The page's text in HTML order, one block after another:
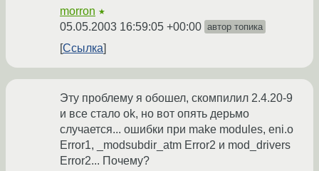
morron ★
05.05.2003 16:59:05 +00:00 автор топика
Ссылка
Эту проблему я обошел, скомпилил 2.4.20-9
и все стало ok, но вот опять дерьмо
случается... ошибки при make modules, eni.o
Error1, _modsubdir_atm Error2 и mod_drivers
Error2... Почему?